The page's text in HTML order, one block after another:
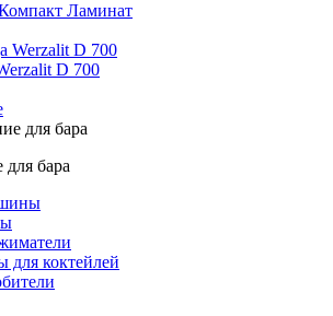
Ламинат
D 700
бара
для коктейлей